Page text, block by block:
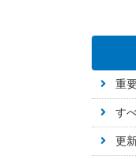
重
す
更